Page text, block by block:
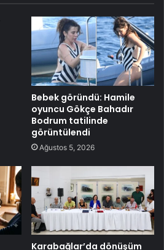
Bebek göründü: Hamile
oyuncu Gökçe Bahadır
Bodrum tatilinde
görüntülendi
Ağustos 5, 2026
Karabağlar’da dönüşüm